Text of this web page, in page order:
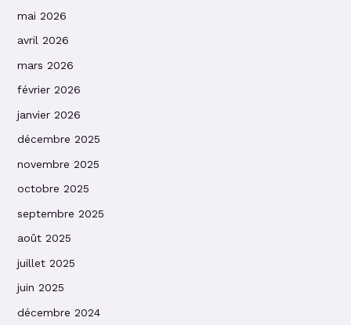
mai 2026
avril 2026
mars 2026
février 2026
janvier 2026
décembre 2025
novembre 2025
octobre 2025
septembre 2025
août 2025
juillet 2025
juin 2025
décembre 2024